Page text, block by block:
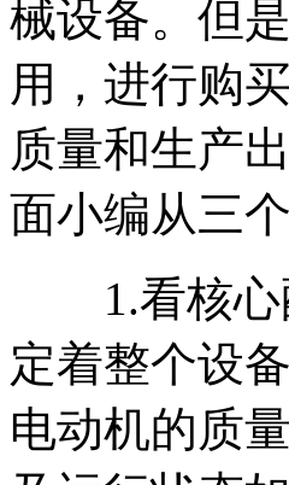
械设备。但
用，进行购
质量和生产
面小编从三
1.看核心
定着整个设
电动机的质